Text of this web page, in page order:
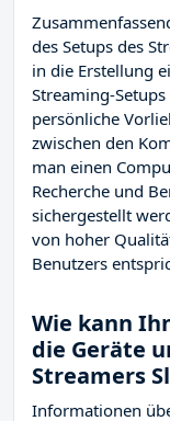
des Setups des
in die Erstellung
Streaming-
persönliche
zwischen den
man einen
Recherche und
sichergestellt
von hoher
Benutzers
Wie kann
die Geräte
Streamers
Informationen